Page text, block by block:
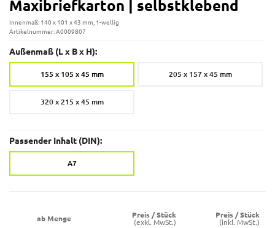
Maxibriefkarton | selbstklebend
Innenmaß: 140 x 101 x 43 mm, 1-wellig
Artikelnummer: A0009807
Außenmaß (L x B x H):
155 x 105 x 45 mm 205 x 157 x 45 mm
320 x 215 x 45 mm
Passender Inhalt (DIN):
A7
ab Menge
Preis / Stück
(exkl. MwSt.)
Preis / Stück
(inkl. MwSt.)